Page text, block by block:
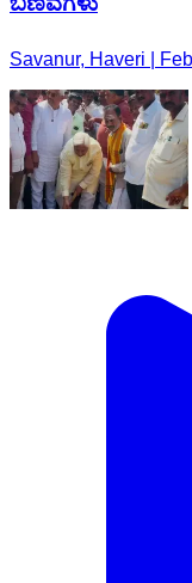
Savanur, Haveri |